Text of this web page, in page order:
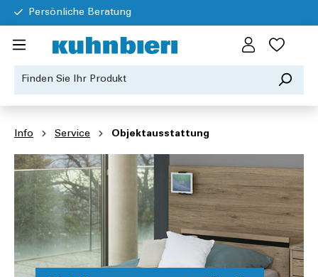
Persönliche Beratung
Info Service Objektausstattung